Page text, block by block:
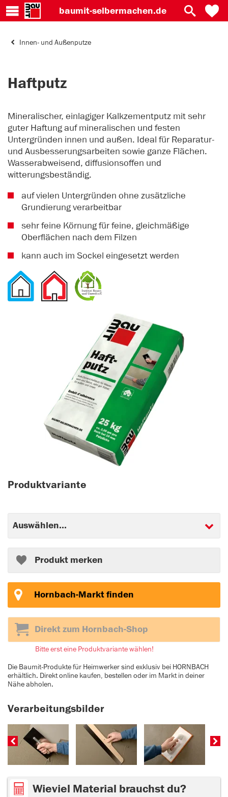
baumit-selbermachen.de
Innen- und Außenputze
Haftputz
Mineralischer, einlagiger Kalkzementputz mit sehr
guter Haftung auf mineralischen und festen
Untergründen innen und außen. Ideal für Reparatur-
und Ausbesserungsarbeiten sowie ganze Flächen.
Wasserabweisend, diffusionsoffen und
witterungsbeständig.
auf vielen Untergründen ohne zusätzliche
Grundierung verarbeitbar
sehr feine Körnung für feine, gleichmäßige
Oberflächen nach dem Filzen
kann auch im Sockel eingesetzt werden
Produktvariante
Produkt merken
Hornbach-Markt finden
Direkt zum Hornbach-Shop
Bitte erst eine Produktvariante wählen!
Die Baumit-Produkte für Heimwerker sind exklusiv bei HORNBACH
erhältlich. Direkt online kaufen, bestellen oder im Markt in deiner
Nähe abholen.
Verarbeitungsbilder
Wieviel Material brauchst du?